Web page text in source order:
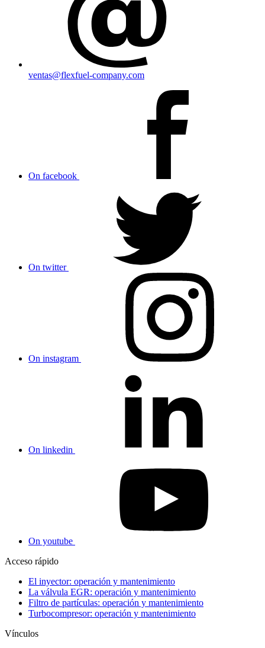
ventas@flexfuel-company.com
On facebook
On twitter
On instagram
On linkedin
On youtube
Acceso rápido
El inyector: operación y mantenimiento
La válvula EGR: operación y mantenimiento
Filtro de partículas: operación y mantenimiento
Turbocompresor: operación y mantenimiento
Vínculos